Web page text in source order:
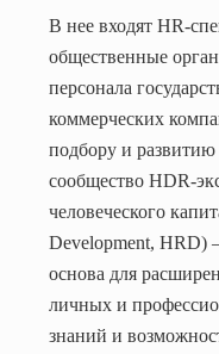
В нее входят HR-
общественные
персонала
коммерческих
подбору и развитию
сообщество HDR-
человеческого
Development, HRD)
основа для
личных и
знаний и